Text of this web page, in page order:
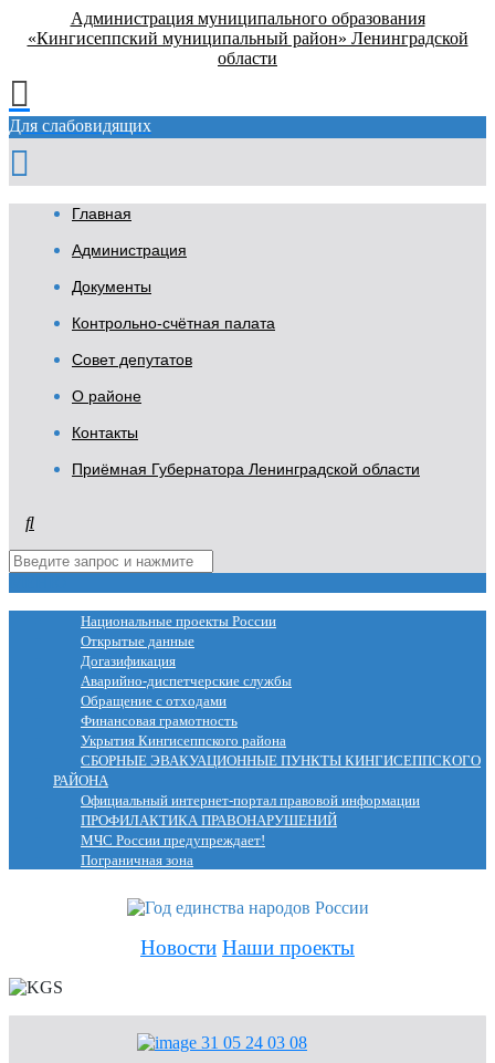
Администрация муниципального образования
«Кингисеппский муниципальный район» Ленинградской
области
Для слабовидящих
Главная
Администрация
Документы
Контрольно-счётная палата
Совет депутатов
О районе
Контакты
Приёмная Губернатора Ленинградской области
Национальные проекты России
Открытые данные
Догазификация
Аварийно-диспетчерские службы
Обращение с отходами
Финансовая грамотность
Укрытия Кингисеппского района
СБОРНЫЕ ЭВАКУАЦИОННЫЕ ПУНКТЫ КИНГИСЕППСКОГО
РАЙОНА
Официальный интернет-портал правовой информации
ПРОФИЛАКТИКА ПРАВОНАРУШЕНИЙ
МЧС России предупреждает!
Пограничная зона
Новости Наши проекты